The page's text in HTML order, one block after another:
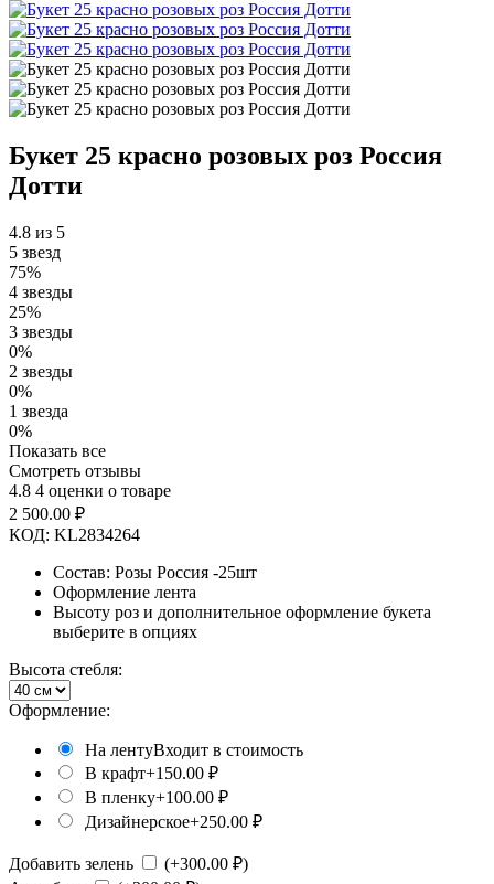
Букет 25 красно розовых роз Россия
Дотти
4.8 из 5
5 звезд
75%
4 звезды
25%
3 звезды
0%
2 звезды
0%
1 звезда
0%
Показать все
Смотреть отзывы
4.8 4 оценки о товаре
2 500.00 ₽
КОД: KL2834264
Состав: Розы Россия -25шт
Оформление лента
Высоту роз и дополнительное оформление букета
выберите в опциях
Высота стебля:
Оформление:
На лентуВходит в стоимость
В крафт+150.00 ₽
В пленку+100.00 ₽
Дизайнерское+250.00 ₽
Добавить зелень (+300.00 ₽)